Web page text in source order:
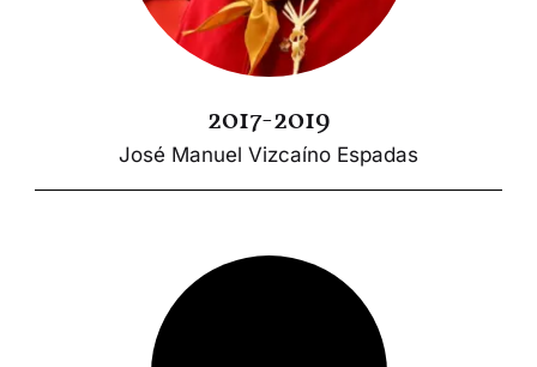
2017-2019
José Manuel Vizcaíno Espadas